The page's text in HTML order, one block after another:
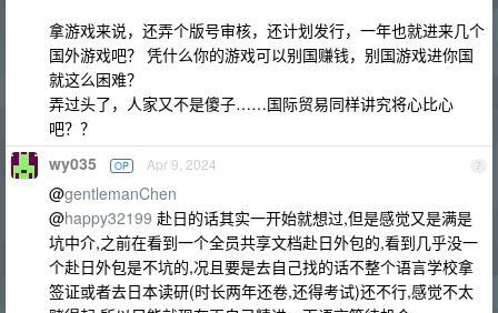
拿游戏来说，还弄个版号审核，还计划发行，一年也就进来几个
国外游戏吧？ 凭什么你的游戏可以别国赚钱，别国游戏进你国
就这么困难？
弄过头了，人家又不是傻子……国际贸易同样讲究将心比心
吧？？
7
wy035 OP Apr 9, 2024
@gentlemanChen
@happy32199 赴日的话其实一开始就想过,但是感觉又是满是
坑中介,之前在看到一个全员共享文档赴日外包的,看到几乎没一
个赴日外包是不坑的,况且要是去自己找的话不整个语言学校拿
签证或者去日本读研(时长两年还卷,还得考试)还不行,感觉不太